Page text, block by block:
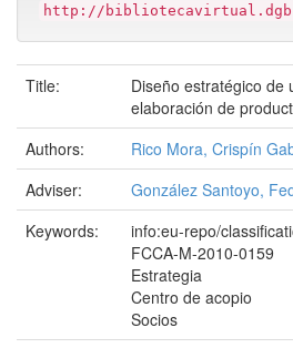
http://
Title:
Diseño estratégico de
elaboración de
Authors:
Rico Mora, Crispín
Adviser:
González Santoyo,
Keywords:
info:eu-repo/
FCCA-M-2010-0159
Estrategia
Centro de acopio
Socios